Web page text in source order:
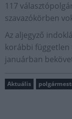
117
szavazókörben
Az aljegyző
korábbi független
januárban
Aktuális